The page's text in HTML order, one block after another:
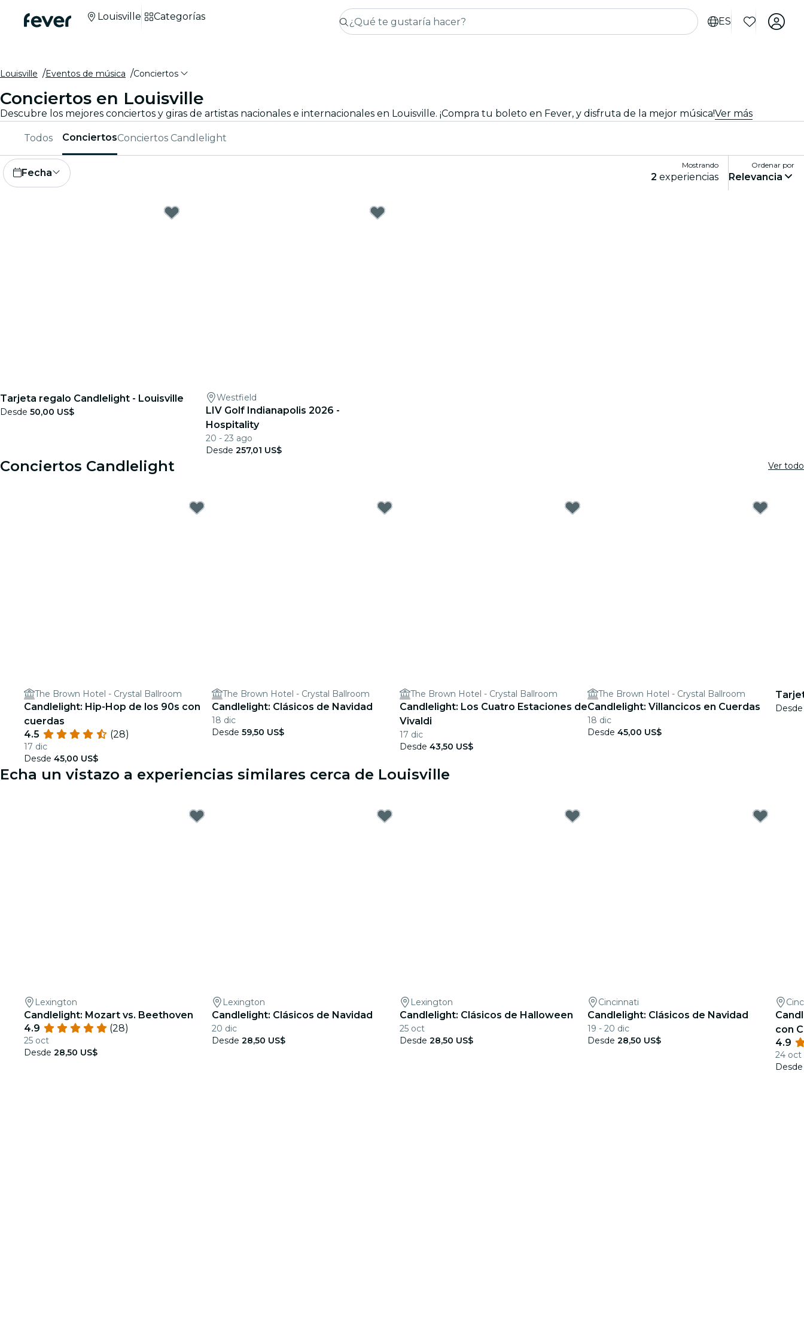
ES
Louisville Categorías
Louisville Eventos de música Conciertos
Conciertos en Louisville
Descubre los mejores conciertos y giras de artistas nacionales e internacionales en Louisville. ¡Compra tu boleto en Fever, y disfruta de la mejor música!Ver más
Todos ConciertosConciertos Candlelight
Fecha
Mostrando
2 experiencias
Ordenar por
Relevancia
Tarjeta regalo Candlelight - Louisville
Desde 50,00 US$
Westfield
LIV Golf Indianapolis 2026 -
Hospitality
20 - 23 ago
Desde 257,01 US$
Conciertos Candlelight Ver todo
The Brown Hotel - Crystal Ballroom
Candlelight: Hip-Hop de los 90s con
cuerdas
4.5
(28)
17 dic
Desde 45,00 US$
The Brown Hotel - Crystal Ballroom
Candlelight: Clásicos de Navidad
18 dic
Desde 59,50 US$
The Brown Hotel - Crystal Ballroom
Candlelight: Los Cuatro Estaciones de
Vivaldi
17 dic
Desde 43,50 US$
The Brown Hotel - Crystal Ballroom
Candlelight: Villancicos en Cuerdas
18 dic
Desde 45,00 US$
Echa un vistazo a experiencias similares cerca de Louisville
Lexington
Candlelight: Mozart vs. Beethoven
4.9
(28)
25 oct
Desde 28,50 US$
Lexington
Candlelight: Clásicos de Navidad
20 dic
Desde 28,50 US$
Lexington
Candlelight: Clásicos de Halloween
25 oct
Desde 28,50 US$
Cincinnati
Candlelight: Clásicos de Navidad
19 - 20 dic
Desde 28,50 US$
con
4.9
24 oct